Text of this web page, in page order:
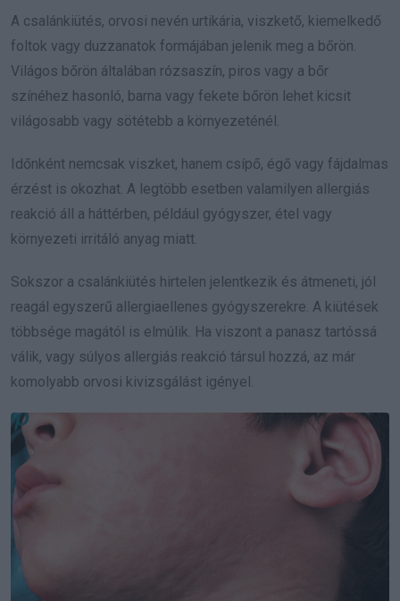
A csalánkiütés, orvosi nevén urtikária, viszkető, kiemelkedő
foltok vagy duzzanatok formájában jelenik meg a bőrön.
Világos bőrön általában rózsaszín, piros vagy a bőr
színéhez hasonló, barna vagy fekete bőrön lehet kicsit
világosabb vagy sötétebb a környezeténél.
Időnként nemcsak viszket, hanem csípő, égő vagy fájdalmas
érzést is okozhat. A legtöbb esetben valamilyen allergiás
reakció áll a háttérben, például gyógyszer, étel vagy
környezeti irritáló anyag miatt.
Sokszor a csalánkiütés hirtelen jelentkezik és átmeneti, jól
reagál egyszerű allergiaellenes gyógyszerekre. A kiütések
többsége magától is elmúlik. Ha viszont a panasz tartóssá
válik, vagy súlyos allergiás reakció társul hozzá, az már
komolyabb orvosi kivizsgálást igényel.